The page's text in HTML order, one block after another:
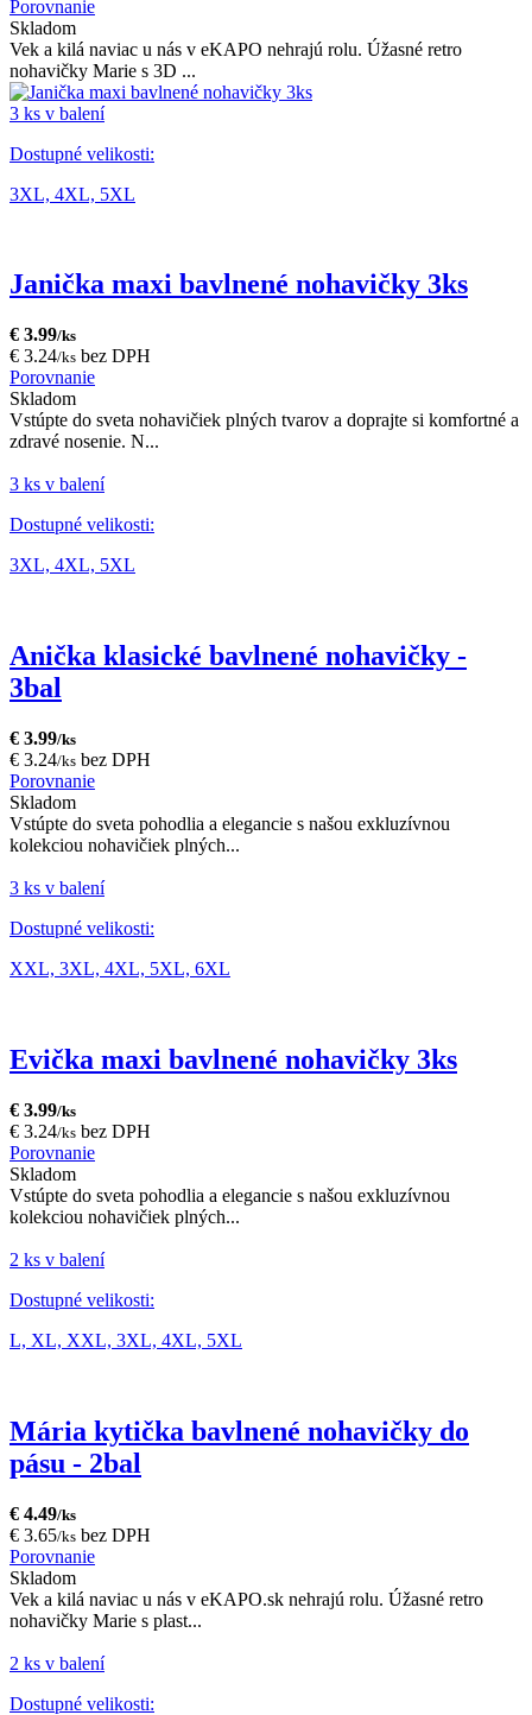
Porovnanie
Skladom
Vek a kilá naviac u nás v eKAPO nehrajú rolu. Úžasné retro
nohavičky Marie s 3D ...
3 ks v balení
Dostupné velikosti:
3XL, 4XL, 5XL
Janička maxi bavlnené nohavičky 3ks
€ 3.99/ks
€ 3.24/ks bez DPH
Porovnanie
Skladom
Vstúpte do sveta nohavičiek plných tvarov a doprajte si komfortné a
zdravé nosenie. N...
3 ks v balení
Dostupné velikosti:
3XL, 4XL, 5XL
Anička klasické bavlnené nohavičky -
3bal
€ 3.99/ks
€ 3.24/ks bez DPH
Porovnanie
Skladom
Vstúpte do sveta pohodlia a elegancie s našou exkluzívnou
kolekciou nohavičiek plných...
3 ks v balení
Dostupné velikosti:
XXL, 3XL, 4XL, 5XL, 6XL
Evička maxi bavlnené nohavičky 3ks
€ 3.99/ks
€ 3.24/ks bez DPH
Porovnanie
Skladom
Vstúpte do sveta pohodlia a elegancie s našou exkluzívnou
kolekciou nohavičiek plných...
2 ks v balení
Dostupné velikosti:
L, XL, XXL, 3XL, 4XL, 5XL
Mária kytička bavlnené nohavičky do
pásu - 2bal
€ 4.49/ks
€ 3.65/ks bez DPH
Porovnanie
Skladom
Vek a kilá naviac u nás v eKAPO.sk nehrajú rolu. Úžasné retro
nohavičky Marie s plast...
2 ks v balení
Dostupné velikosti: